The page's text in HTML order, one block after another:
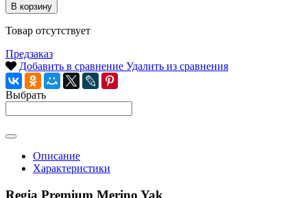
В корзину
Товар отсутствует
Предзаказ
Добавить в сравнение Удалить из сравнения
Выбрать
Описание
Характеристики
Regia Premium Merino Yak